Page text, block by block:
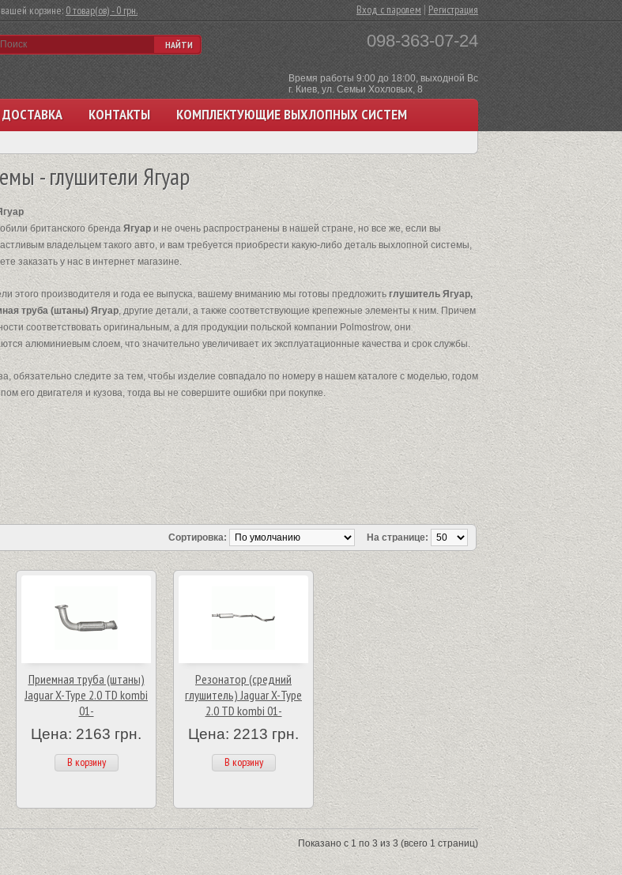
Вход с паролем | Регистрация
корзине:0 товар(ов) - 0 грн.
098-363-07-24
Время работы 9:00 до 18:00, выходной Вс
г. Киев, ул. Семьи Хохловых, 8
НАЙТИ
КОНТАКТЫ КОМПЛЕКТУЮЩИЕ ВЫХЛОПНЫХ СИСТЕМ
- глушители Ягуар
британского бренда Ягуар и не очень распространены в нашей стране, но все же, если вы
владельцем такого авто, и вам требуется приобрести какую-либо деталь выхлопной системы,
заказать у нас в интернет магазине.
этого производителя и года ее выпуска, вашему вниманию мы готовы предложить глушитель Ягуар,
труба (штаны) Ягуар, другие детали, а также соответствующие крепежные элементы к ним. Причем
соответствовать оригинальным, а для продукции польской компании Polmostrow, они
алюминиевым слоем, что значительно увеличивает их эксплуатационные качества и срок службы.
обязательно следите за тем, чтобы изделие совпадало по номеру в нашем каталоге с моделью, годом
его двигателя и кузова, тогда вы не совершите ошибки при покупке.
На странице:
Сортировка:
Приемная труба (штаны)
Jaguar X-Type 2.0 TD kombi
01-
Цена: 2163 грн.
В корзину
Резонатор (средний
глушитель) Jaguar X-Type
2.0 TD kombi 01-
Цена: 2213 грн.
В корзину
Показано с 1 по 3 из 3 (всего 1 страниц)